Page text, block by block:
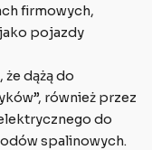
firmowych,
pojazdy
dążą do
również przez
do
spalinowych.